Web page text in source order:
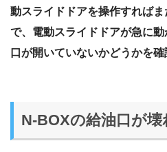
動スライドドアを操作すれば
で、電動スライドドアが急に
口が開いていないかどうかを確
N-BOXの給油口が